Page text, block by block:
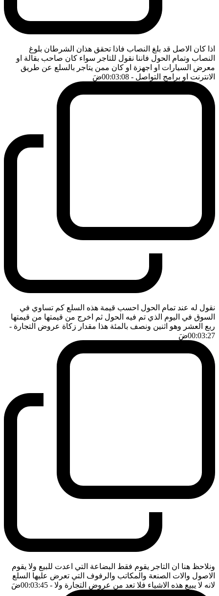
اذا كان الاصل قد بلغ النصاب فاذا تحقق هذان الشرطان بلوغ
النصاب وتمام الحول فاننا نقول للتاجر سواء كان صاحب بقالة او
معرض السيارات او اجهزة او كان ممن يتاجر بالسلع عن طريق
الانترنت او برامج التواصل - 00:03:08 ضَ
نقول له عند تمام الحول احسب قيمة هذه السلع كم تساوي في
السوق في اليوم الذي تم فيه الحول ثم اخرج من قيمتها من قيمتها
ربع العشر وهو اثنين ونصف بالمئة هذا مقدار زكاة عروض التجارة -
00:03:27ضَ
ونلاحظ هنا ان التاجر يقوم فقط البضاعة التي اعدت للبيع ولا يقوم
الاصول والات الصنعة والمكاتب والرفوف التي تعرض عليها السلع
لانه لا يبيع هذه الاشياء فلا تعد من عروض التجارة ولا - 00:03:45 ضَ